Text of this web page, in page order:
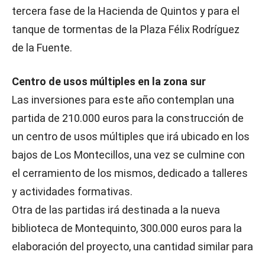
tercera fase de la Hacienda de Quintos y para el
tanque de tormentas de la Plaza Félix Rodríguez
de la Fuente.
Centro de usos múltiples en la zona sur
Las inversiones para este año contemplan una
partida de 210.000 euros para la construcción de
un centro de usos múltiples que irá ubicado en los
bajos de Los Montecillos, una vez se culmine con
el cerramiento de los mismos, dedicado a talleres
y actividades formativas.
Otra de las partidas irá destinada a la nueva
biblioteca de Montequinto, 300.000 euros para la
elaboración del proyecto, una cantidad similar para